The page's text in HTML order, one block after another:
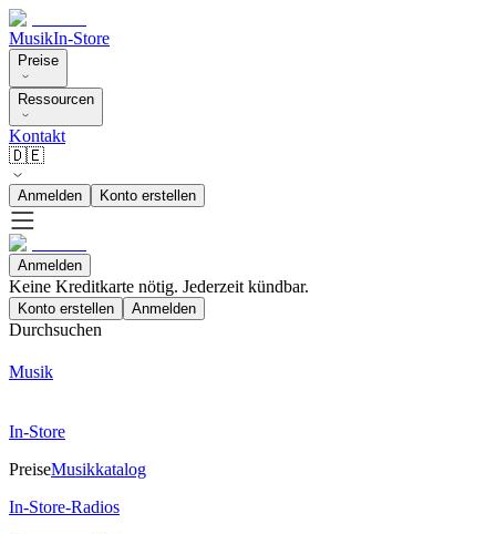
MusikIn-Store
Preise
Ressourcen
Kontakt
🇩🇪
Anmelden Konto erstellen
Anmelden
Keine Kreditkarte nötig. Jederzeit kündbar.
Konto erstellen Anmelden
Durchsuchen
Musik
In-Store
PreiseMusikkatalog
In-Store-Radios